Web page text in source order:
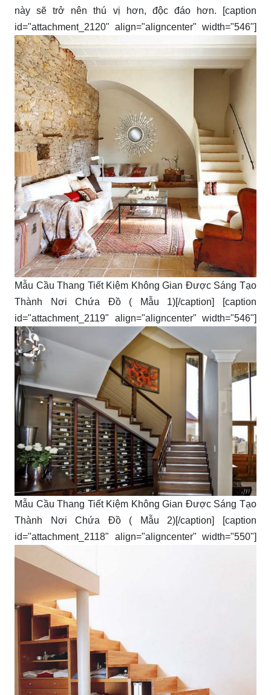
này sẽ trở nên thú vị hơn, độc đáo hơn. [caption
id="attachment_2120" align="aligncenter" width="546"]
Mẫu Cầu Thang Tiết Kiệm Không Gian Được Sáng Tạo
Thành Nơi Chứa Đồ ( Mẫu 1)[/caption] [caption
id="attachment_2119" align="aligncenter" width="546"]
Mẫu Cầu Thang Tiết Kiệm Không Gian Được Sáng Tạo
Thành Nơi Chứa Đồ ( Mẫu 2)[/caption] [caption
id="attachment_2118" align="aligncenter" width="550"]